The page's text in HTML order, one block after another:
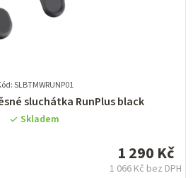
SLBTMWRUNP01
Průměrné
hodnocení
sluchátka RunPlus black
Skladem
1 290 Kč
1 066 Kč bez DPH